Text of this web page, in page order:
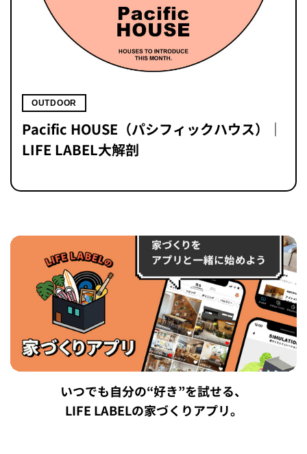
OUTDOOR
Pacific HOUSE（パシフィックハウス）｜
LIFE LABEL大解剖
いつでも自分の“好き”を試せる、
LIFE LABELの家づくりアプリ。